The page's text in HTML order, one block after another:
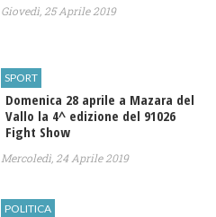
Giovedì, 25 Aprile 2019
SPORT
Domenica 28 aprile a Mazara del
Vallo la 4^ edizione del 91026
Fight Show
Mercoledì, 24 Aprile 2019
POLITICA